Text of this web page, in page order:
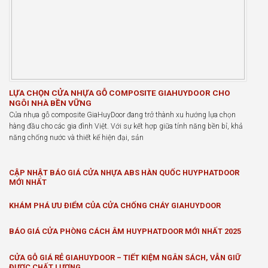
LỰA CHỌN CỬA NHỰA GỖ COMPOSITE GIAHUYDOOR CHO
NGÔI NHÀ BỀN VỮNG
Cửa nhựa gỗ composite GiaHuyDoor đang trở thành xu hướng lựa chọn
hàng đầu cho các gia đình Việt. Với sự kết hợp giữa tính năng bền bỉ, khả
năng chống nước và thiết kế hiện đại, sản
CẬP NHẬT BÁO GIÁ CỬA NHỰA ABS HÀN QUỐC HUYPHATDOOR
MỚI NHẤT
KHÁM PHÁ ƯU ĐIỂM CỦA CỬA CHỐNG CHÁY GIAHUYDOOR
BÁO GIÁ CỬA PHÒNG CÁCH ÂM HUYPHATDOOR MỚI NHẤT 2025
CỬA GỖ GIÁ RẺ GIAHUYDOOR – TIẾT KIỆM NGÂN SÁCH, VẪN GIỮ